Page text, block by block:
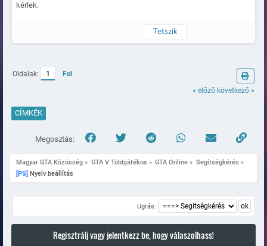
kérlek.
Tetszik
Oldalak: 1
Fel
« előző következő »
CÍMKÉK
Megosztás:
Magyar GTA Közösség » GTA V Többjátékos » GTA Online » Segítségkérés »
[PS] Nyelv beállítás
Ugrás:
Regisztrálj vagy jelentkezz be, hogy válaszolhass!